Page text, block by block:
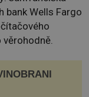
bank Wells Fargo
věrohodně.